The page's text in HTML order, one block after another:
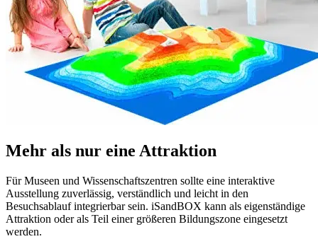
Mehr als nur eine Attraktion
Für Museen und Wissenschaftszentren sollte eine interaktive
Ausstellung zuverlässig, verständlich und leicht in den
Besuchsablauf integrierbar sein. iSandBOX kann als eigenständige
Attraktion oder als Teil einer größeren Bildungszone eingesetzt
werden.